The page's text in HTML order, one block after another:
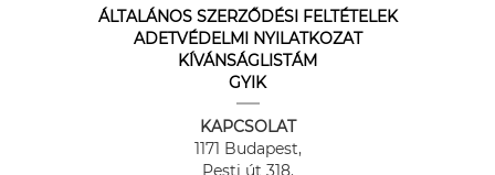
ÁLTALÁNOS SZERZŐDÉSI FELTÉTELEK
ADETVÉDELMI NYILATKOZAT
KÍVÁNSÁGLISTÁM
GYIK
KAPCSOLAT
1171 Budapest,
Pesti út 318.